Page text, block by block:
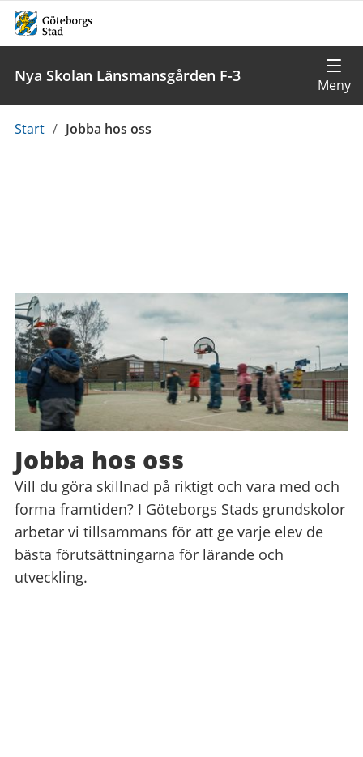
Nya Skolan Länsmansgården F-3
Du
Start / Jobba hos oss
Jobba hos oss
Vill du göra skillnad på riktigt och vara med och
forma framtiden? I Göteborgs Stads grundskolor
arbetar vi tillsammans för att ge varje elev de
bästa förutsättningarna för lärande och
utveckling.